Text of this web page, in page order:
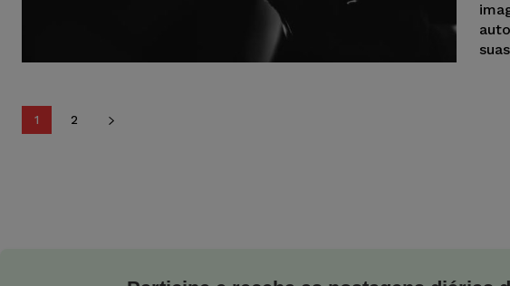
1 2